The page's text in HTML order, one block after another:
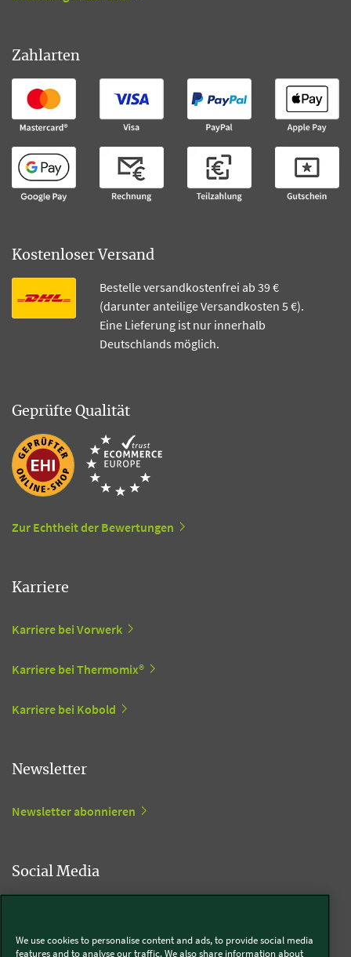
Zahlarten
Kostenloser Versand
Bestelle versandkostenfrei ab 39 €
(darunter anteilige Versandkosten 5 €).
Eine Lieferung ist nur innerhalb
Deutschlands möglich.
Geprüfte Qualität
Zur Echtheit der Bewertungen
Karriere
Karriere bei Vorwerk
Karriere bei Thermomix®
Karriere bei Kobold
Newsletter
Newsletter abonnieren
Social Media
We use cookies to personalise content and ads, to provide social media
features and to analyse our traffic. We also share information about